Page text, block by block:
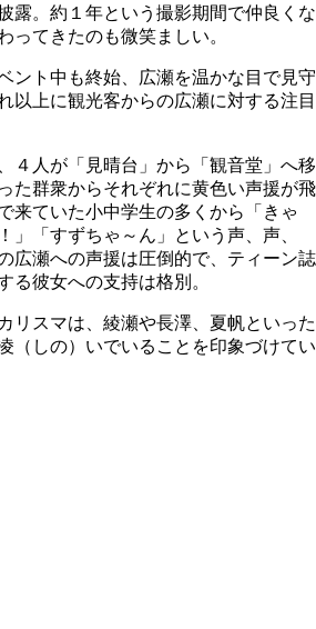
露。約１年という撮影期間で仲良くな
ってきたのも微笑ましい。
ント中も終始、広瀬を温かな目で見守
以上に観光客からの広瀬に対する注目
４人が「見晴台」から「観音堂」へ移
た群衆からそれぞれに黄色い声援が飛
来ていた小中学生の多くから「きゃ
「すずちゃ～ん」という声、声、
広瀬への声援は圧倒的で、ティーン誌
る彼女への支持は格別。
リスマは、綾瀬や長澤、夏帆といった
（しの）いでいることを印象づけてい